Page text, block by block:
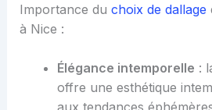
Importance du choix de dallage
à Nice :
Élégance intemporelle :
offre une esthétique